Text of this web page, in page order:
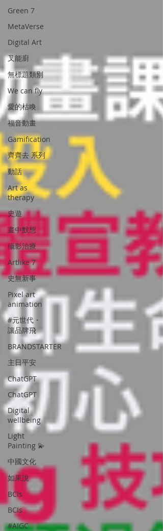
Green 7
MetaVerse
Digital Art
叉能廚
無標題類別
We can fly
愛的枯喚
福音動畫
Gamification
齊齊去 系列
動話
Art as
therapy
史遊
畫中默想
攝影治療
Artlike 7
史無新事
Pixel art
animation
#元世代・
讓品牌飛
BRANDSTARTER
主日平安
ChatGPT
ChatGPT
Digital
wellbeing
Light
Painting 💫
中國文化
如果說
BCIs
BCIs
#AIGC